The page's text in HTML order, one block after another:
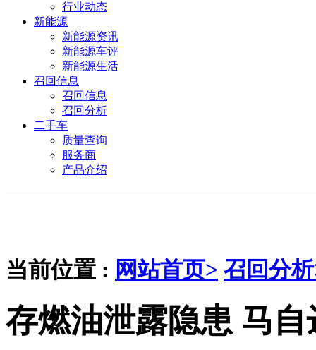
行业动态
新能源
新能源资讯
新能源车评
新能源生活
召回信息
召回信息
召回分析
二手车
质量查询
服务商
产品介绍
当前位置 : 网站首页> 召回分
存燃油泄露隐患 马